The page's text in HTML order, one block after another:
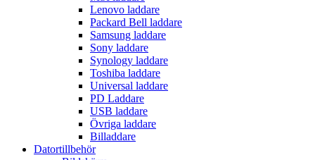
Lenovo laddare
Packard Bell laddare
Samsung laddare
Sony laddare
Synology laddare
Toshiba laddare
Universal laddare
PD Laddare
USB laddare
Övriga laddare
Billaddare
Datortillbehör